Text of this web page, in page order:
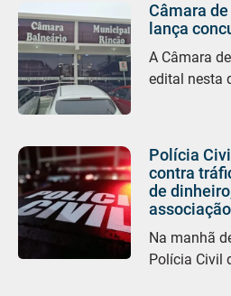
Câmara
lança
A Câmara
edital nesta
Polícia
contra
de
Na manhã
Polícia Civil